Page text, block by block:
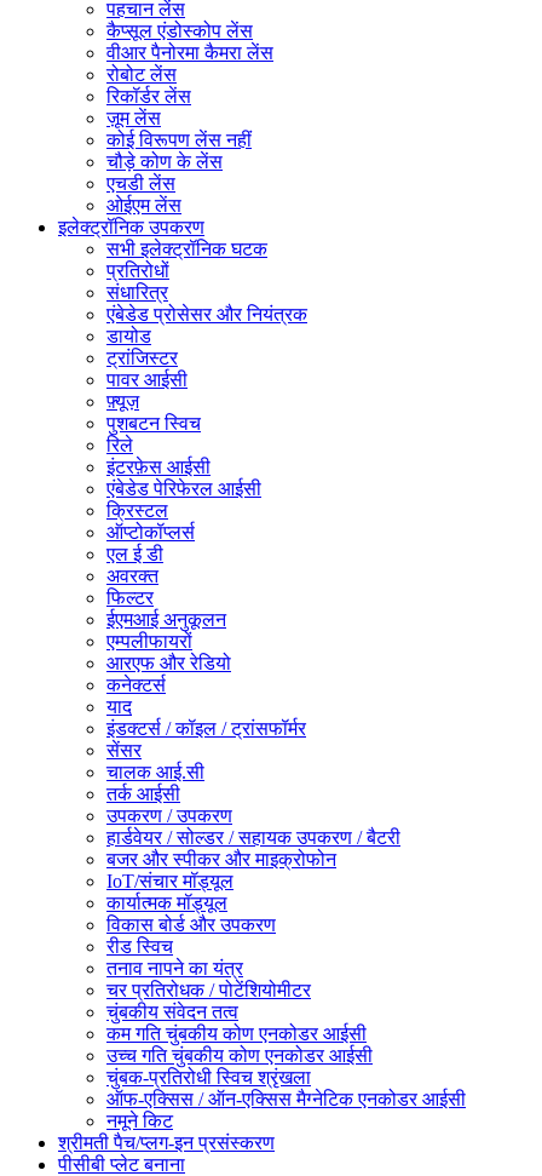
पहचान लेंस
कैप्सूल एंडोस्कोप लेंस
वीआर पैनोरमा कैमरा लेंस
रोबोट लेंस
रिकॉर्डर लेंस
ज़ूम लेंस
कोई विरूपण लेंस नहीं
चौड़े कोण के लेंस
एचडी लेंस
ओईएम लेंस
इलेक्ट्रॉनिक उपकरण
सभी इलेक्ट्रॉनिक घटक
प्रतिरोधों
संधारित्र
एंबेडेड प्रोसेसर और नियंत्रक
डायोड
ट्रांजिस्टर
पावर आईसी
फ़्यूज़
पुशबटन स्विच
रिले
इंटरफ़ेस आईसी
एंबेडेड पेरिफेरल आईसी
क्रिस्टल
ऑप्टोकॉप्लर्स
एल ई डी
अवरक्त
फिल्टर
ईएमआई अनुकूलन
एम्पलीफायरों
आरएफ और रेडियो
कनेक्टर्स
याद
इंडक्टर्स / कॉइल / ट्रांसफॉर्मर
सेंसर
चालक आई.सी
तर्क आईसी
उपकरण / उपकरण
हार्डवेयर / सोल्डर / सहायक उपकरण / बैटरी
बजर और स्पीकर और माइक्रोफोन
IoT/संचार मॉड्यूल
कार्यात्मक मॉड्यूल
विकास बोर्ड और उपकरण
रीड स्विच
तनाव नापने का यंत्र
चर प्रतिरोधक / पोटेंशियोमीटर
चुंबकीय संवेदन तत्व
कम गति चुंबकीय कोण एनकोडर आईसी
उच्च गति चुंबकीय कोण एनकोडर आईसी
चुंबक-प्रतिरोधी स्विच श्रृंखला
ऑफ-एक्सिस / ऑन-एक्सिस मैग्नेटिक एनकोडर आईसी
नमूने किट
श्रीमती पैच/प्लग-इन प्रसंस्करण
पीसीबी प्लेट बनाना